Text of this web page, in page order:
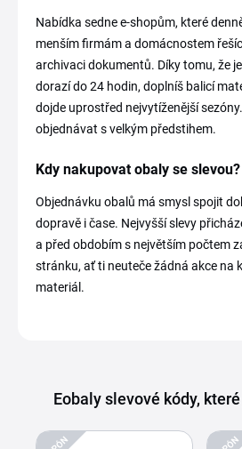
Nabídka sedne e-shopům, které
menším firmám a domácnostem
archivaci dokumentů. Díky tomu, že
dorazí do 24 hodin, doplníš balicí
dojde uprostřed nejvytíženější
objednávat s velkým předstihem.
Kdy nakupovat obaly se slevou?
Objednávku obalů má smysl spojit
dopravě i čase. Nejvyšší slevy
a před obdobím s největším počtem
stránku, ať ti neuteče žádná akce na
materiál.
Eobaly slevové kódy,